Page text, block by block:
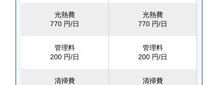
光熱費
770 円/日
管理料
200 円/日
清掃費
光熱費
770 円/日
管理料
200 円/日
清掃費